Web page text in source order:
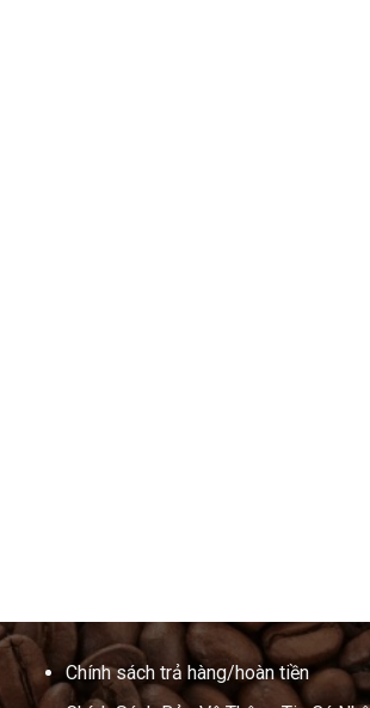
Chính sách trả hàng/hoàn tiền